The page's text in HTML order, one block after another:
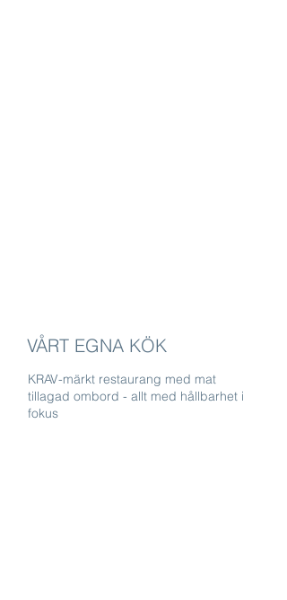
VÅRT EGNA KÖK
KRAV-märkt restaurang med mat
tillagad ombord - allt med hållbarhet i
fokus